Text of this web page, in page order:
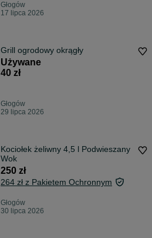
Głogów
17 lipca 2026
Grill ogrodowy okrągły
Używane
40 zł
Głogów
29 lipca 2026
Kociołek żeliwny 4,5 l Podwieszany
Wok
250 zł
264 zł z Pakietem Ochronnym
Głogów
30 lipca 2026